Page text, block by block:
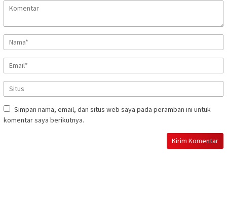
Simpan nama, email, dan situs web saya pada peramban ini untuk
komentar saya berikutnya.